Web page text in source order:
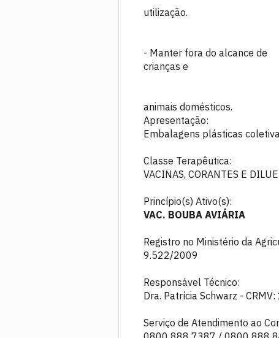
utilização.
- Manter fora do alcance de
crianças e
animais domésticos.
Apresentação:
Embalagens plásticas
Classe Terapêutica:
VACINAS, CORANTES E
Princípio(s) Ativo(s):
VAC. BOUBA AVIÁRIA
Registro no Ministério da
9.522/2009
Responsável Técnico:
Dra. Patrícia Schwarz -
Serviço de Atendimento ao